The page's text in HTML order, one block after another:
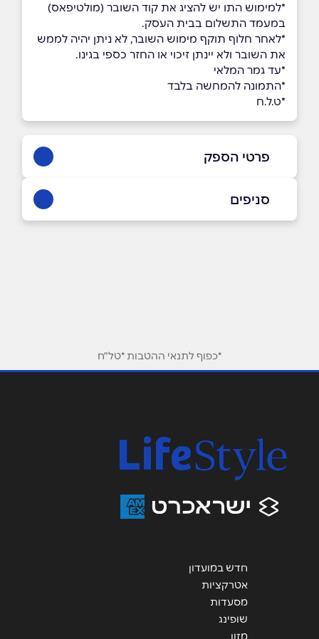
*למימוש התו יש להציג את קוד השובר (מולטיפאס)
במעמד התשלום בבית העסק.
*לאחר חלוף תוקף מימוש השובר, לא ניתן יהיה לממש
את השובר ולא יינתן זיכוי או החזר כספי בגינו.
*עד גמר המלאי
*התמונה להמחשה בלבד
*ט.ל.ח
פרטי הספק
באתר בפייסבוק באינסטגרם
אנא חזרו אלי בקשר ל...
סניפים
זהרה אלפסיה 3
רחובות
1700-500993
ילדי טהרן 5
1700-500993
*כפוף לתנאי ההטבות *טל"ח
חדש במועדון
אטרקציות
מסעדות
שופינג
מזון